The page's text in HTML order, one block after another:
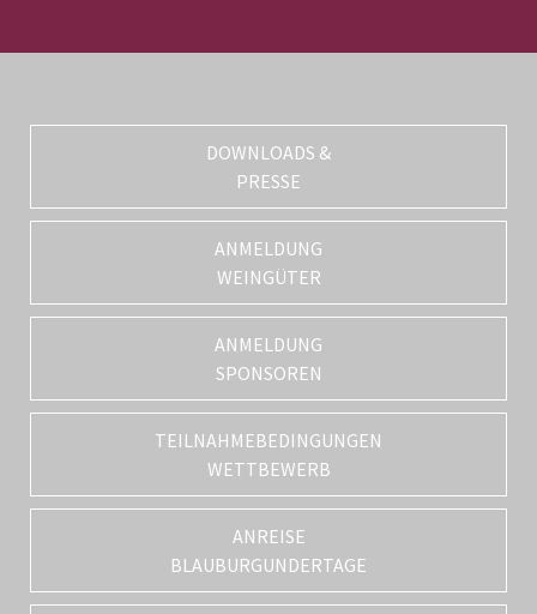
DOWNLOADS &
PRESSE
ANMELDUNG
WEINGÜTER
ANMELDUNG
SPONSOREN
TEILNAHMEBEDINGUNGEN
WETTBEWERB
ANREISE
BLAUBURGUNDERTAGE